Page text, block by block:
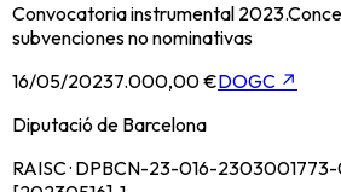
Convocatoria instrumental
subvenciones no nominativas
16/05/20237.000,00 €DOGC ↗
Diputació de Barcelona
RAISC · DPBCN-23-016-